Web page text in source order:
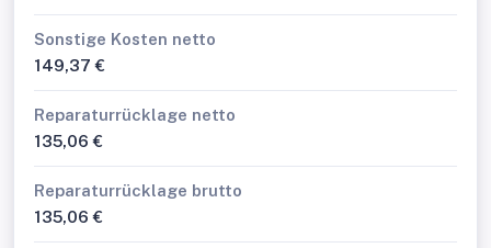
Sonstige Kosten netto
149,37 €
Reparaturrücklage netto
135,06 €
Reparaturrücklage brutto
135,06 €